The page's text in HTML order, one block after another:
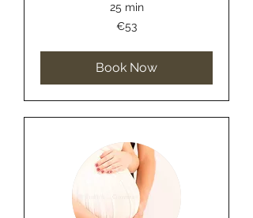
25 min
€53
Book Now